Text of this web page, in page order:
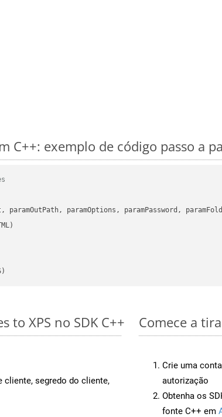
C++: exemplo de código passo a
paramOutPath, paramOptions, paramPassword,
to XPS no SDK C++
cliente, segredo do cliente,
Comece a
Crie uma
autorização
Obtenha os
fonte C++ em